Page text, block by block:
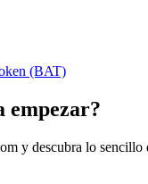
(BAT)
empezar?
y descubra lo sencillo